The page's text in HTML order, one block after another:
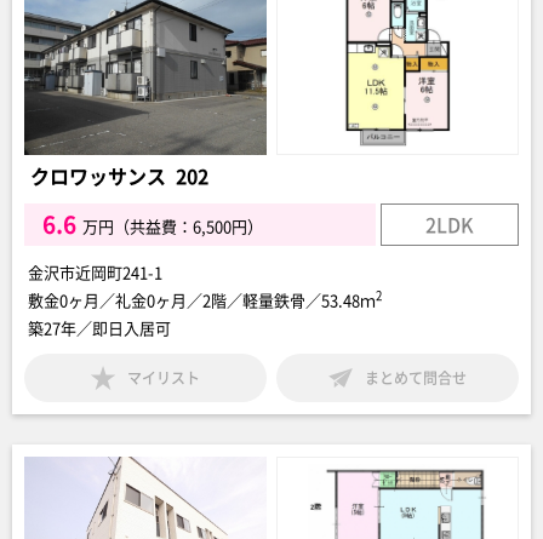
クロワッサンス 202
6.6 万円（共益費：6,500円） 2LDK
金沢市近岡町241-1
敷金0ヶ月／礼金0ヶ月／2階／軽量鉄骨／53.48ｍ2
築27年／即日入居可
マイリスト まとめて問合せ